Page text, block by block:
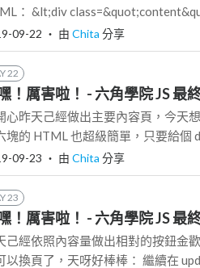
： &lt;div
09-22 ‧ 由 Chita 分享
22
！厲害啦！ - 六角學院 JS 最
心昨天己經做出主要內容頁，今天
塊的 HTML 也超級簡單，只要給個
09-23 ‧ 由 Chita 分享
23
！厲害啦！ - 六角學院 JS 最
己經依照內容量做出相對的按鈕金
以換頁了，天呀好棒棒： 繼續在